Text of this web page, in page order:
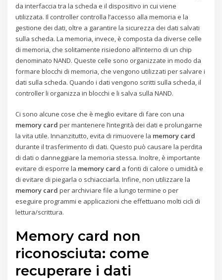
da interfaccia tra la scheda e il dispositivo in cui viene
utilizzata. Il controller controlla l’accesso alla memoria e la
gestione dei dati, oltre a garantire la sicurezza dei dati salvati
sulla scheda. La memoria, invece, è composta da diverse celle
di memoria, che solitamente risiedono all’interno di un chip
denominato NAND. Queste celle sono organizzate in modo da
formare blocchi di memoria, che vengono utilizzati per salvare i
dati sulla scheda. Quando i dati vengono scritti sulla scheda, il
controller li organizza in blocchi e li salva sulla NAND.
Ci sono alcune cose che è meglio evitare di fare con una
memory card per mantenere l’integrità dei dati e prolungarne
la vita utile. Innanzitutto, evita di rimuovere la memory card
durante il trasferimento di dati. Questo può causare la perdita
di dati o danneggiare la memoria stessa. Inoltre, è importante
evitare di esporre la memory card a fonti di calore o umidità e
di evitare di piegarla o schiacciarla. Infine, non utilizzare la
memory card per archiviare file a lungo termine o per
eseguire programmi e applicazioni che effettuano molti cicli di
lettura/scrittura.
Memory card non
riconosciuta: come
recuperare i dati